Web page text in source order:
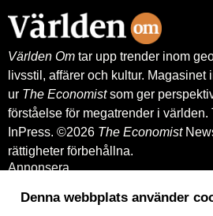
Världen Om tar upp trender inom
livsstil, affärer och kultur.
ur The Economistsom ger
förståelse för megatrender i världen.
InPress. ©2026 The Economist
rättigheter förbehållna.
Annonsera
Kontakt
Denna webbplats använder